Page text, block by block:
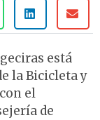
está
la Bicicleta y
el
de